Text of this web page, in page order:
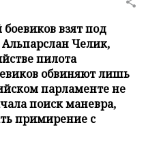
взят под
Челик,
пилота
обвиняют лишь
парламенте не
поиск маневра,
примирение с